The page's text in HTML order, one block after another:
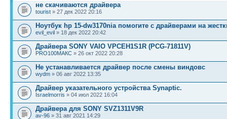
не скачиваются драйвера
tourist » 27 дек 2022 20:16
Ноутбук hp 15-dw3170nia помогите с драйверами на
evil_evil » 18 дек 2022 20:42
Драйвера SONY VAIO VPCEH1S1R (PCG-71811V)
PRO100МАКС » 26 окт 2022 20:28
Не устанавливается драйвер после смены виндовс
wydm » 06 авг 2022 13:35
Драйвер указательного устройства Synaptic.
Israelmorris » 04 июл 2022 16:04
Драйвера для SONY SVZ1311V9R
av-96 » 31 авг 2021 14:29